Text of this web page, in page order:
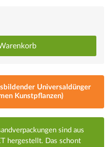
Universaldünger
Kunstpflanzen)
sind aus
hergestellt. Das schont